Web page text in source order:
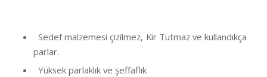
Sedef malzemesi çizilmez, Kir Tutmaz ve kullandıkça
parlar.
Yüksek parlaklık ve şeffaflık